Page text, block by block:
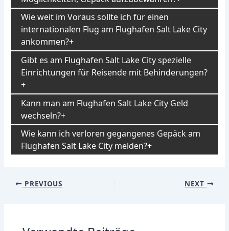
Wie weit im Voraus sollte ich für einen
internationalen Flug am Flughafen Salt Lake City
ankommen?
Gibt es am Flughafen Salt Lake City spezielle
Einrichtungen für Reisende mit Behinderungen?
Kann man am Flughafen Salt Lake City Geld
wechseln?
Wie kann ich verloren gegangenes Gepäck am
Flughafen Salt Lake City melden?
Post
PREVIOUS NEXT